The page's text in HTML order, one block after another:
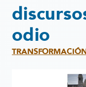
odio